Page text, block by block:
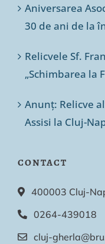
Aniversarea
30 de ani de la
Relicvele Sf.
„Schimbarea la
Anunț: Relicve
Assisi la Cluj-
CONTACT
400003 Cluj-
0264-439018
cluj-